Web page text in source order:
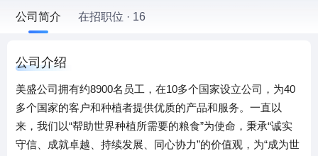
公司简介 在招职位 · 16
公司介绍
美盛公司拥有约8900名员工，在10多个国家设立公司，为40
多个国家的客户和种植者提供优质的产品和服务。一直以
来，我们以“帮助世界种植所需要的粮食”为使命，秉承“诚实
守信、成就卓越、持续发展、同心协力”的价值观，为“成为世